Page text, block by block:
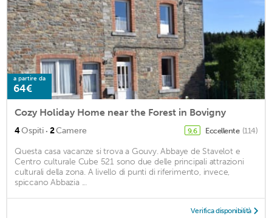
a partire da
64€
Cozy Holiday Home near the Forest in Bovigny
4Ospiti · 2Camere 9,6 Eccellente (114)
Questa casa vacanze si trova a Gouvy. Abbaye de Stavelot e
Centro culturale Cube 521 sono due delle principali attrazioni
culturali della zona. A livello di punti di riferimento, invece,
spiccano Abbazia ...
Verifica disponibilità